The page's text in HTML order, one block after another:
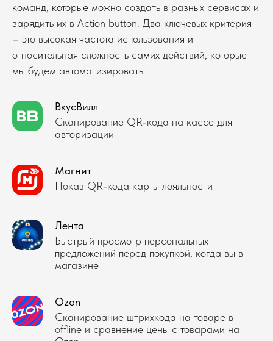
команд, которые можно создать в разных сервисах и
зарядить их в Action button. Два ключевых критерия
– это высокая частота использования и
относительная сложность самих действий, которые
мы будем автоматизировать.
ВкусВилл
Сканирование QR-кода на кассе для
авторизации
Магнит
Показ QR-кода карты лояльности
Лента
Быстрый просмотр персональных
предложений перед покупкой, когда вы в
магазине
Ozon
Сканирование штрихкода на товаре в
offline и сравнение цены с товарами на